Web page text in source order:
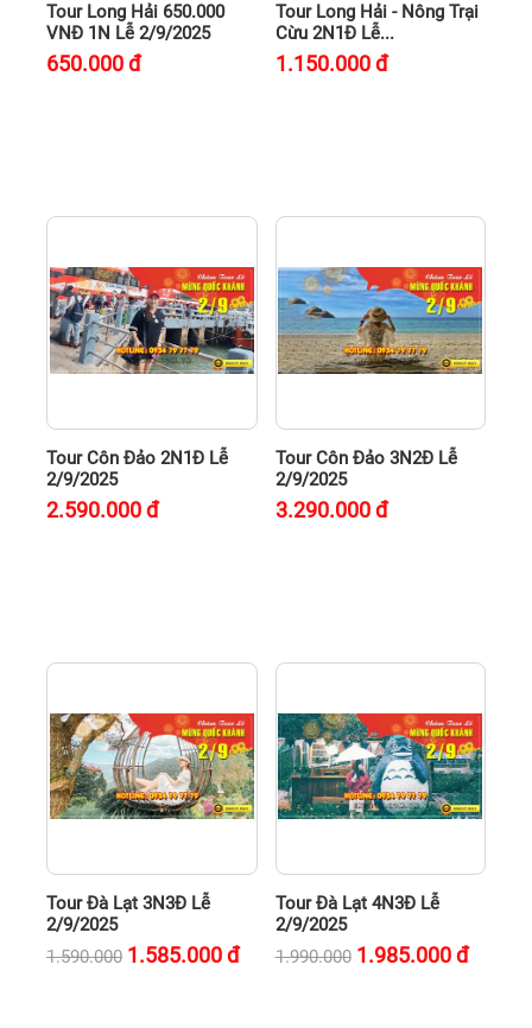
Tour Long Hải 650.000
VNĐ 1N Lễ 2/9/2025
650.000đ
Tour Long Hải - Nông Trại
Cừu 2N1Đ Lễ...
1.150.000đ
Tour Côn Đảo 2N1Đ Lễ
2/9/2025
2.590.000đ
Tour Côn Đảo 3N2Đ Lễ
2/9/2025
3.290.000đ
Tour Đà Lạt 3N3Đ Lễ
2/9/2025
1.590.000 1.585.000đ
Tour Đà Lạt 4N3Đ Lễ
2/9/2025
1.990.000 1.985.000đ